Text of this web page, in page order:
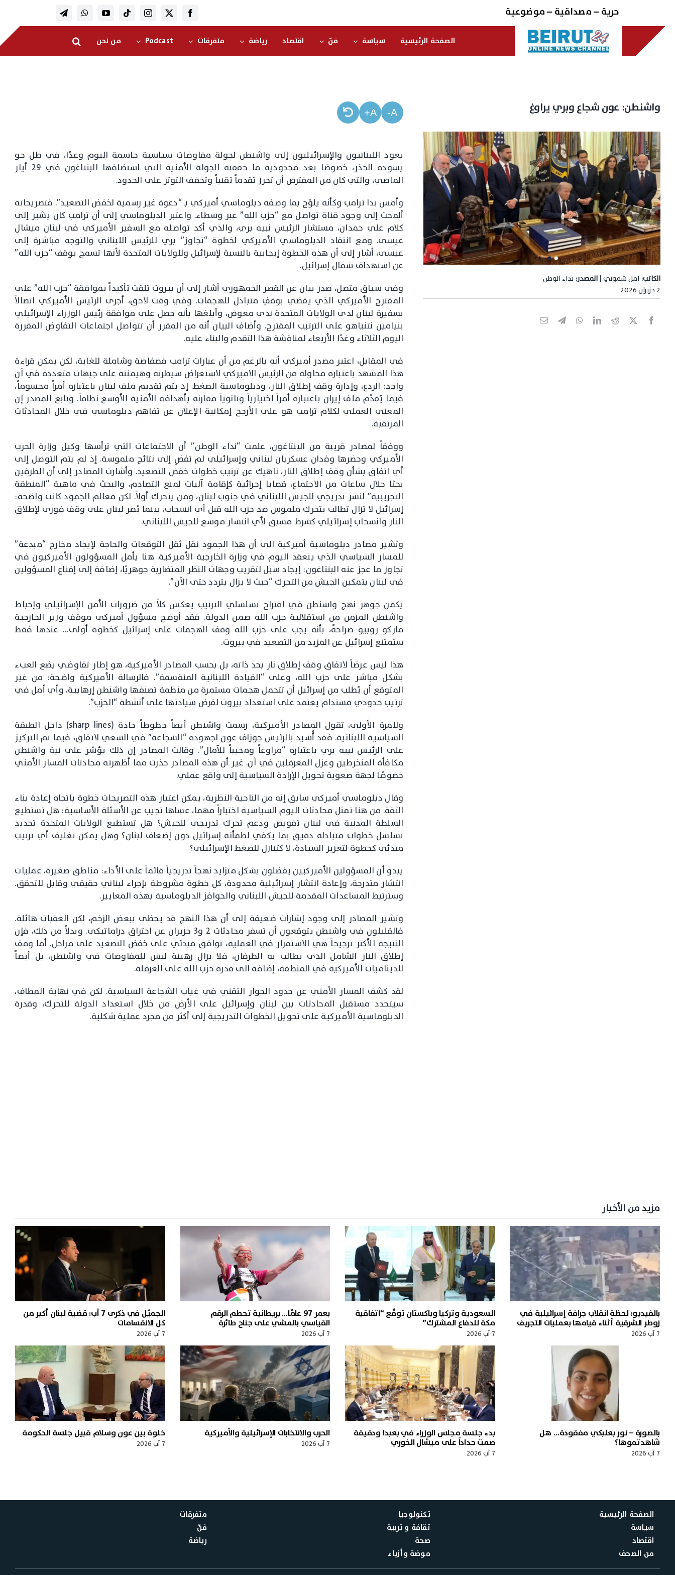
content
حرية – مصداقية – موضوعية
الصفحة الرئيسية سياسة فنّ اقتصاد رياضة متفرقات Podcast من نحن
واشنطن: عون شجاع وبري يراوغ
الكاتب: امل شموني |المصدر: نداء الوطن
2 حزيران 2026
A-
A+
يعود اللبنانيون والإسرائيليون إلى واشنطن لجولة مفاوضات سياسية حاسمة اليوم وغدًا، في ظل جو
يسوده الحذر، خصوصًا بعد محدودية ما حققته الجولة الأمنية التي استضافها البنتاغون في 29 أيار
الماضي، والتي كان من المفترض أن تحرز تقدماً تقنياً وتخفف التوتر على الحدود.
وأمس بدا ترامب وكأنه يلوّح بما وصفه دبلوماسي أميركي بـ “دعوة غير رسمية لخفض التصعيد”. فتصريحاته
ألمحت إلى وجود قناة تواصل مع “حزب الله” عبر وسطاء. واعتبر الدبلوماسي إلى أن ترامب كان يشير إلى
كلام علي حمدان، مستشار الرئيس نبيه بري، والذي أكد تواصله مع السفير الأميركي في لبنان ميشال
عيسى. ومع انتقاد الدبلوماسي الأميركي لخطوة “تجاوز” بري للرئيس اللبناني والتوجه مباشرة إلى
عيسى، أشار إلى أن هذه الخطوة إيجابية بالنسبة لإسرائيل وللولايات المتحدة لأنها تسمح بوقف “حزب الله”
عن استهداف شمال إسرائيل.
وفي سياق متصل، صدر بيان عن القصر الجمهوري أشار إلى أن بيروت تلقت تأكيداً بموافقة “حزب الله” على
المقترح الأميركي الذي يقضي بوقفٍ متبادل للهجمات. وفي وقت لاحق، أجرى الرئيس الأميركي اتصالاً
بسفيرة لبنان لدى الولايات المتحدة ندى معوض، وأبلغها بأنه حصل على موافقة رئيس الوزراء الإسرائيلي
بنيامين نتنياهو على الترتيب المقترح. وأضاف البيان أنه من المقرر أن تتواصل اجتماعات التفاوض المقررة
اليوم الثلاثاء وغدًا الأربعاء لمناقشة هذا التقدم والبناء عليه.
في المقابل، اعتبر مصدر أميركي أنه بالرغم من أن عبارات ترامب فضفاضة وشاملة للغاية، لكن يمكن قراءة
هذا المشهد باعتباره محاولة من الرئيس الاميركي لاستعراض سيطرته وهيمنته على جبهات متعددة في آن
واحد: الردع، وإدارة وقف إطلاق النار، ودبلوماسية الضغط. إذ يتم تقديم ملف لبنان باعتباره أمراً محسوماً،
فيما يُقدَّم ملف إيران باعتباره أمراً اختيارياً وثانوياً مقارنة بأهدافه الأمنية الأوسع نطاقاً. وتابع المصدر إن
المعنى العملي لكلام ترامب هو على الأرجح إمكانية الإعلان عن تفاهم دبلوماسي في خلال المحادثات
المرتقبة.
ووفقاً لمصادر قريبة من البنتاغون، علمت “نداء الوطن” أن الاجتماعات التي ترأسها وكيل وزارة الحرب
الأميركي وحضرها وفدان عسكريان لبناني وإسرائيلي لم تفضِ إلى نتائج ملموسة. إذ لم يتم التوصل إلى
أي اتفاق بشأن وقف إطلاق النار، ناهيك عن ترتيب خطوات خفض التصعيد. وأشارت المصادر إلى أن الطرفين
بحثا خلال ساعات من الاجتماع، قضايا إجرائية كإقامة آليات لمنع التصادم، والبحث في ماهية “المنطقة
التجريبية” لنشر تدريجي للجيش اللبناني في جنوب لبنان، ومن يتحرك أولاً. لكن معالم الجمود كانت واضحة:
إسرائيل لا تزال تطالب بتحرك ملموس ضد حزب الله قبل أي انسحاب، بينما يُصر لبنان على وقف فوري لإطلاق
النار وانسحاب إسرائيلي كشرط مسبق لأي انتشار موسع للجيش اللبناني.
وتشير مصادر دبلوماسية أميركية الى أن هذا الجمود نقل ثقل التوقعات والحاجة لإيجاد مخارج “مبدعة”
للمسار السياسي الذي ينعقد اليوم في وزارة الخارجية الأميركية. هنا يأمل المسؤولون الأميركيون في
تجاوز ما عجز عنه البنتاغون: إيجاد سبل لتقريب وجهات النظر المتضاربة جوهريًا، إضافة إلى إقناع المسؤولين
في لبنان بتمكين الجيش من التحرك “حيث لا يزال يتردد حتى الآن”.
يكمن جوهر نهج واشنطن في اقتراح تسلسلي الترتيب يعكس كلاً من ضرورات الأمن الإسرائيلي وإحباط
واشنطن المزمن من استقلالية حزب الله ضمن الدولة. فقد أوضح مسؤول أميركي موقف وزير الخارجية
ماركو روبيو صراحةً، بأنه يجب على حزب الله وقف الهجمات على إسرائيل كخطوة أولى… عندها فقط
ستمتنع إسرائيل عن المزيد من التصعيد في بيروت.
هذا ليس عرضاً لاتفاق وقف إطلاق نار بحد ذاته، بل بحسب المصادر الأميركية، هو إطار تفاوضي يضع العبء
بشكل مباشر على حزب الله، وعلى “القيادة اللبنانية المنقسمة”. فالرسالة الأميركية واضحة: من غير
المتوقع أن يُطلب من إسرائيل أن تتحمل هجمات مستمرة من منظمة تصنفها واشنطن إرهابية، وأي أمل في
ترتيب حدودي مستدام يعتمد على استعداد بيروت لفرض سيادتها على أنشطة “الحزب”.
وللمرة الأولى، تقول المصادر الأميركية، رسمت واشنطن أيضاً خطوطاً حادة (sharp lines) داخل الطبقة
السياسية اللبنانية. فقد أُشيد بالرئيس جوزاف عون لجهوده “الشجاعة” في السعي لاتفاق، فيما تم التركيز
على الرئيس نبيه بري باعتباره “مراوغاً ومخيباً للآمال”. وقالت المصادر إن ذلك يؤشر على نية واشنطن
مكافأة المنخرطين وعزل المعرقلين في آن. غير أن هذه المصادر حذرت مما أظهرته محادثات المسار الأمني
خصوصًا لجهة صعوبة تحويل الإرادة السياسية إلى واقع عملي.
وقال دبلوماسي أميركي سابق إنه من الناحية النظرية، يمكن اعتبار هذه التصريحات خطوة باتجاه إعادة بناء
الثقة. من هنا تمثل محادثات اليوم السياسية اختباراً مهما، عساها تجيب عن الأسئلة الأساسية: هل تستطيع
السلطة المدنية في لبنان تفويض ودعم تحرك تدريجي للجيش؟ هل تستطيع الولايات المتحدة تحديد
تسلسل خطوات متبادلة دقيق بما يكفي لطمأنة إسرائيل دون إضعاف لبنان؟ وهل يمكن تغليف أي ترتيب
مبدئي كخطوة لتعزيز السيادة، لا كتنازل للضغط الإسرائيلي؟
يبدو أن المسؤولين الأميركيين يفضلون بشكل متزايد نهجاً تدريجياً قائماً على الأداء: مناطق صغيرة، عمليات
انتشار متدرجة، وإعادة انتشار إسرائيلية محدودة، كل خطوة مشروطة بإجراء لبناني حقيقي وقابل للتحقق.
وسترتبط المساعدات المقدمة للجيش اللبناني والحوافز الدبلوماسية بهذه المعايير.
وتشير المصادر إلى وجود إشارات ضعيفة إلى أن هذا النهج قد يحظى ببعض الزخم، لكن العقبات هائلة.
فالقليلون في واشنطن يتوقعون أن تسفر محادثات 2 و3 حزيران عن اختراق دراماتيكي. وبدلاً من ذلك، فإن
النتيجة الأكثر ترجيحاً هي الاستمرار في العملية، توافق مبدئي على خفض التصعيد على مراحل. أما وقف
إطلاق النار الشامل الذي يطالب به الطرفان، فلا يزال رهينة ليس للمفاوضات في واشنطن، بل أيضاً
للديناميات الأميركية في المنطقة، إضافة الى قدرة حزب الله على العرقلة.
لقد كشف المسار الأمني عن حدود الحوار التقني في غياب الشجاعة السياسية. لكن في نهاية المطاف،
سيتحدد مستقبل المحادثات بين لبنان وإسرائيل على الأرض من خلال استعداد الدولة للتحرك، وقدرة
الدبلوماسية الأميركية على تحويل الخطوات التدريجية إلى أكثر من مجرد عملية شكلية.
مزيد من الأخبار
بالفيديو: لحظة انقلاب جرافة إسرائيلية في
زوطر الشرقية أثناء قيامها بعمليات التجريف
7 آب 2026
السعودية وتركيا وباكستان توقّع “اتفاقية
مكة للدفاع المشترك”
7 آب 2026
بعمر 97 عامًا… بريطانية تحطم الرقم
القياسي بالمشي على جناح طائرة
7 آب 2026
الجميّل في ذكرى 7 آب: قضية لبنان أكبر من
كل الانقسامات
7 آب 2026
بالصورة – نور بعلبكي مفقودة… هل
شاهدتموها؟
7 آب 2026
بدء جلسة مجلس الوزراء في بعبدا ودقيقة
صمت حداداً على ميشال الخوري
7 آب 2026
الحرب والانتخابات الإسرائيلية والأميركية
7 آب 2026
خلوة بين عون وسلام قبيل جلسة الحكومة
7 آب 2026
الصفحة الرئيسية
سياسة
اقتصاد
من الصحف
تكنولوجيا
ثقافة و تربية
صحة
موضة وأزياء
متفرقات
فنّ
رياضة